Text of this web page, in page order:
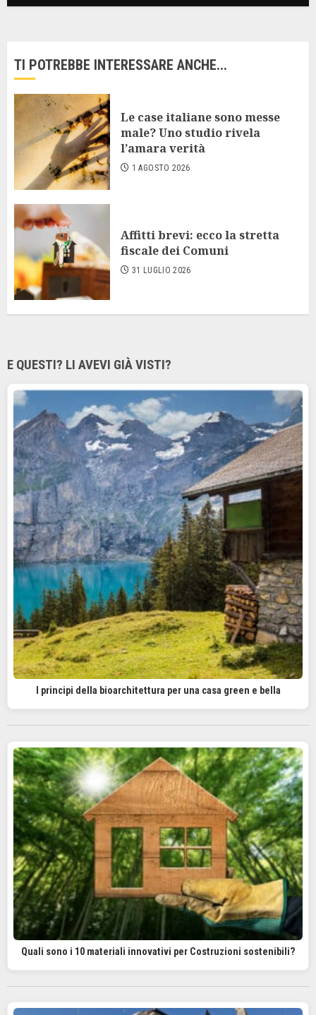
TI POTREBBE INTERESSARE ANCHE...
Le case italiane sono messe
male? Uno studio rivela
l’amara verità
1 AGOSTO 2026
Affitti brevi: ecco la stretta
fiscale dei Comuni
31 LUGLIO 2026
E QUESTI? LI AVEVI GIÀ VISTI?
I principi della bioarchitettura per una casa green e bella
Quali sono i 10 materiali innovativi per Costruzioni sostenibili?